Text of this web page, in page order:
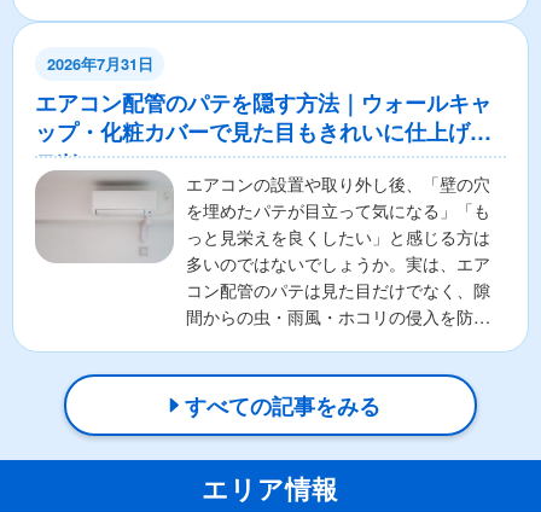
2026年7月31日
エアコン配管のパテを隠す方法｜ウォールキャ
ップ・化粧カバーで見た目もきれいに仕上げる
コツ
エアコンの設置や取り外し後、「壁の穴
を埋めたパテが目立って気になる」「も
っと見栄えを良くしたい」と感じる方は
多いのではないでしょうか。実は、エア
コン配管のパテは見た目だけでなく、隙
間からの虫・雨風・ホコリの侵入を防ぐ
すべての記事をみる
エリア情報